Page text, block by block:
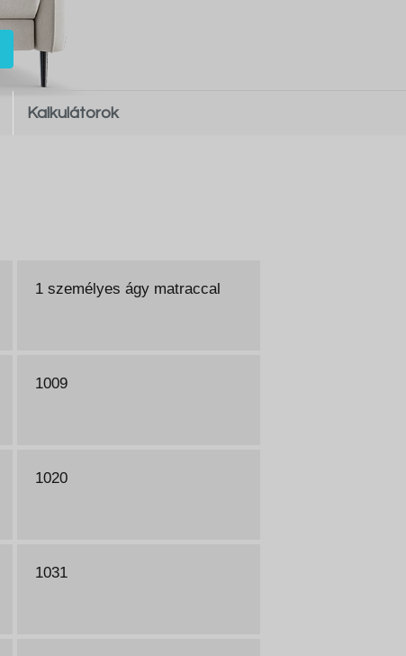
Kalkulátorok
1 személyes ágy matraccal
1009
1020
1031